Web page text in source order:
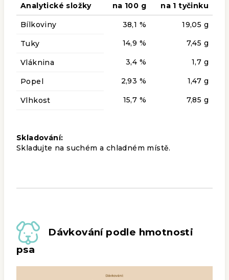
Analytické složky na 100 g na 1 tyčinku
Bílkoviny 38,1 % 19,05 g
Tuky 14,9 % 7,45 g
Vláknina 3,4 % 1,7 g
Popel 2,93 % 1,47 g
Vlhkost 15,7 % 7,85 g
Skladování:
Skladujte na suchém a chladném místě.
Dávkování podle hmotnosti
psa